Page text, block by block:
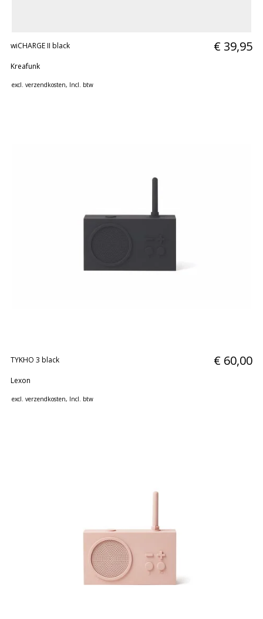
wiCHARGE II black
Kreafunk
€ 39,95
excl. verzendkosten, Incl. btw
TYKHO 3 black
Lexon
€ 60,00
excl. verzendkosten, Incl. btw